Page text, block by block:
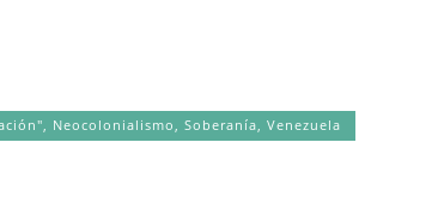
, Neocolonialismo,Soberanía,Venezuela